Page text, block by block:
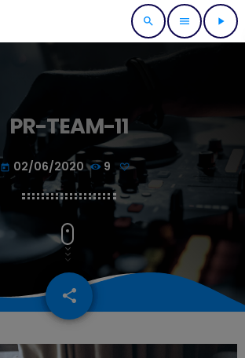
search menu play_arrow
PR-TEAM-11
today 02/06/2020 9
share
email